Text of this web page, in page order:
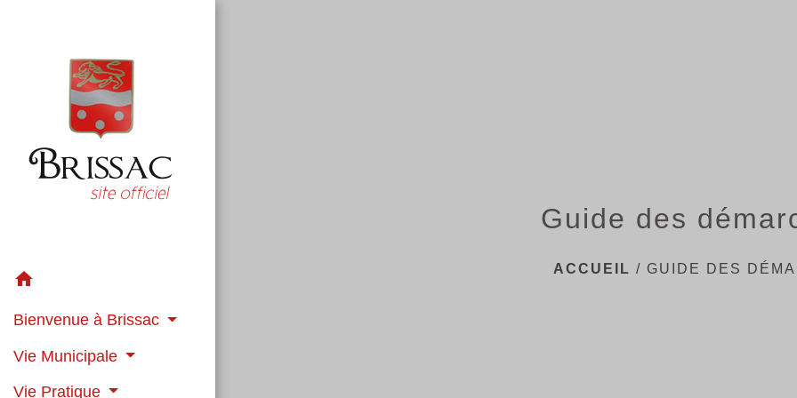
home
Bienvenue à Brissac
Vie Municipale
Vie Pratique
Guide des
ACCUEIL / GUIDE DES